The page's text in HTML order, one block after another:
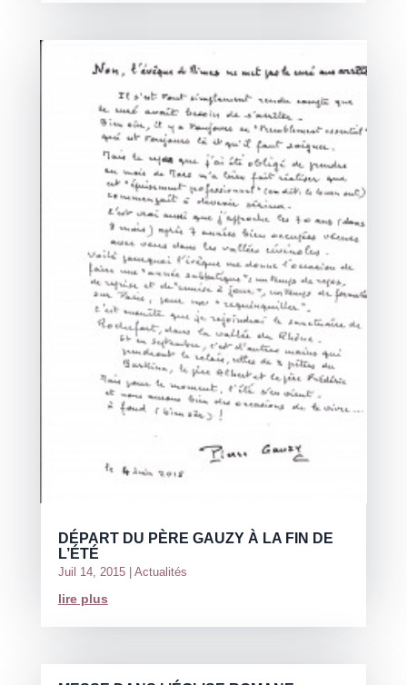
DÉPART DU PÈRE GAUZY À LA FIN DE
L’ÉTÉ
Juil 14, 2015| Actualités
lire plus